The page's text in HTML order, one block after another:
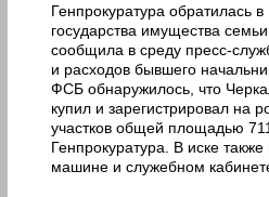
Генпрокуратура обратилась
государства имущества
сообщила в среду пресс-
и расходов бывшего
ФСБ обнаружилось, что
купил и зарегистрировал на
участков общей площадью
Генпрокуратура. В иске
машине и служебном